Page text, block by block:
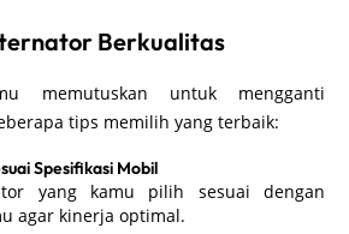
Berkualitas
memutuskan untuk mengganti
tips memilih yang terbaik:
Spesifikasi Mobil
yang kamu pilih sesuai dengan
agar kinerja optimal.